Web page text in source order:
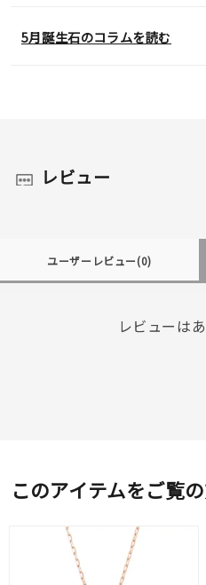
5月誕生石のコラムを読む
レビュー
ユーザーレビュー(0)
レビューは
このアイテムをご覧